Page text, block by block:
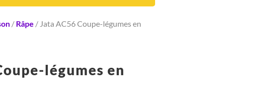
/ Râpe / Jata AC56 Coupe-légumes en
légumes en